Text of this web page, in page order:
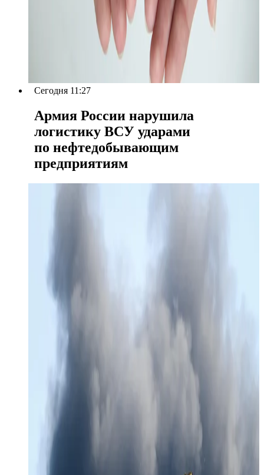
Сегодня 11:27
Армия России нарушила
логистику ВСУ ударами
по нефтедобывающим
предприятиям